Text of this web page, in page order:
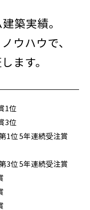
築実績。
ウハウで、
ます。
1位
3位
1位 5年連続受注賞
3位 5年連続受注賞